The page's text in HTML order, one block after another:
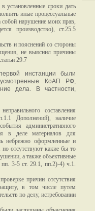
установленные сроки дать
иные процессуальные
собой нарушение моих прав,
производство), ст.25.5
и пояснений со стороны
не выяснил причины
29.7
инстанции были
КоАП РФ,
дела. В частности,
составления
Дополнений), наличие
административного
в деле материалов для
небрежно оформленные и
но отсутствуют какие бы то
а также объективные
3-5 ст. 29.1, пп.2)-4) ч.1.
причин отсутствия
в том числе путем
по делу, истребовании